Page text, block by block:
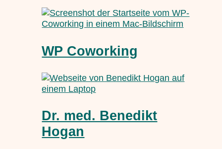
WP Coworking
Dr. med. Benedikt
Hogan